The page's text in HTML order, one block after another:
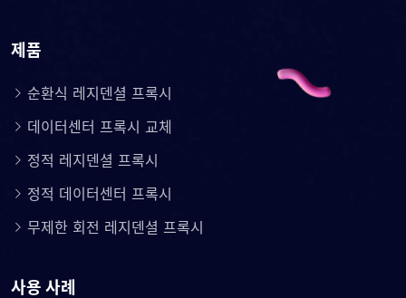
제품
순환식 레지덴셜 프록시
데이터센터 프록시 교체
정적 레지덴셜 프록시
정적 데이터센터 프록시
무제한 회전 레지덴셜 프록시
사용 사례